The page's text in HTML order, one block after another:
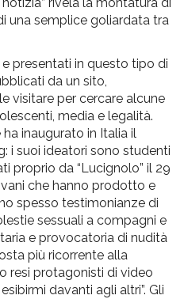
una semplice goliardata tra
presentati in questo tipo di
da un sito,
visitare per cercare alcune
media e legalità.
inaugurato in Italia il
i suoi ideatori sono studenti
proprio da “Lucignolo” il 29
che hanno prodotto e
spesso testimonianze di
sessuali a compagni e
e provocatoria di nudità
più ricorrente alla
resi protagonisti di video
davanti agli altri”. Gli